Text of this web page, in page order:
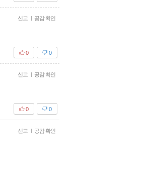
신고 | 공감 확인
0
0
신고 | 공감 확인
0
0
신고 | 공감 확인